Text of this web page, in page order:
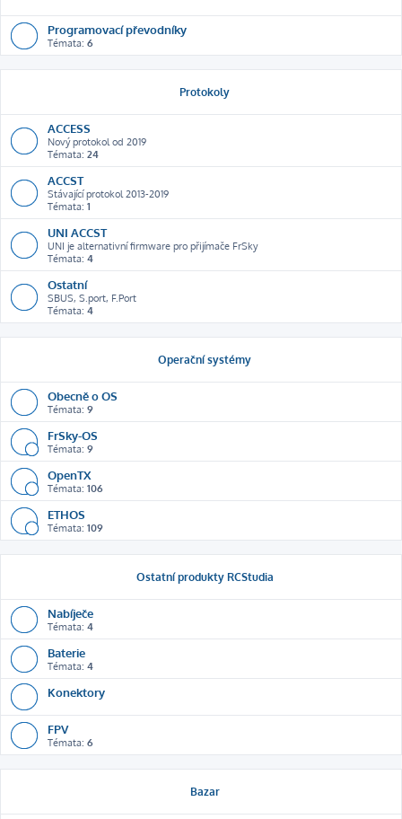
Programovací převodníky
Témata: 6
Protokoly
ACCESS
Nový protokol od 2019
Témata: 24
ACCST
Stávající protokol 2013-2019
Témata: 1
UNI ACCST
UNI je alternativní firmware pro přijímače FrSky
Témata: 4
Ostatní
SBUS, S.port, F.Port
Témata: 4
Operační systémy
Obecně o OS
Témata: 9
FrSky-OS
Témata: 9
OpenTX
Témata: 106
ETHOS
Témata: 109
Ostatní produkty RCStudia
Nabíječe
Témata: 4
Baterie
Témata: 4
Konektory
FPV
Témata: 6
Bazar